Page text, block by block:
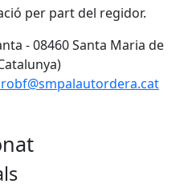
per part del regidor.
- 08460 Santa Maria de